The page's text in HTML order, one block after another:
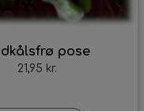
pose
21,95 kr.